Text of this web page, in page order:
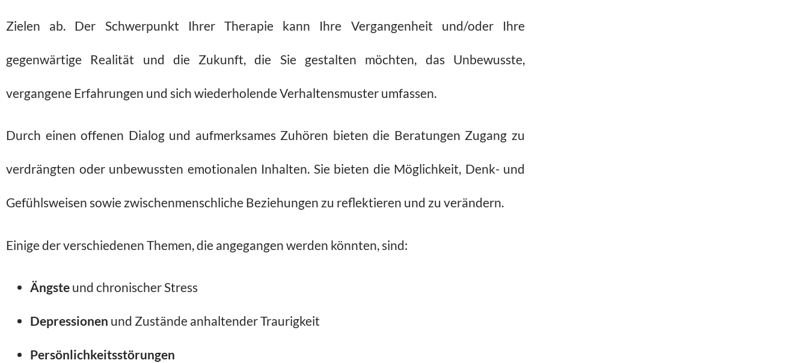
Zielen ab. Der Schwerpunkt Ihrer Therapie kann Ihre Vergangenheit und/oder Ihre
gegenwärtige Realität und die Zukunft, die Sie gestalten möchten, das Unbewusste,
vergangene Erfahrungen und sich wiederholende Verhaltensmuster umfassen.
Durch einen offenen Dialog und aufmerksames Zuhören bieten die Beratungen Zugang zu
verdrängten oder unbewussten emotionalen Inhalten. Sie bieten die Möglichkeit, Denk- und
Gefühlsweisen sowie zwischenmenschliche Beziehungen zu reflektieren und zu verändern.
Einige der verschiedenen Themen, die angegangen werden könnten, sind:
Ängste und chronischer Stress
Depressionen und Zustände anhaltender Traurigkeit
Persönlichkeitsstörungen